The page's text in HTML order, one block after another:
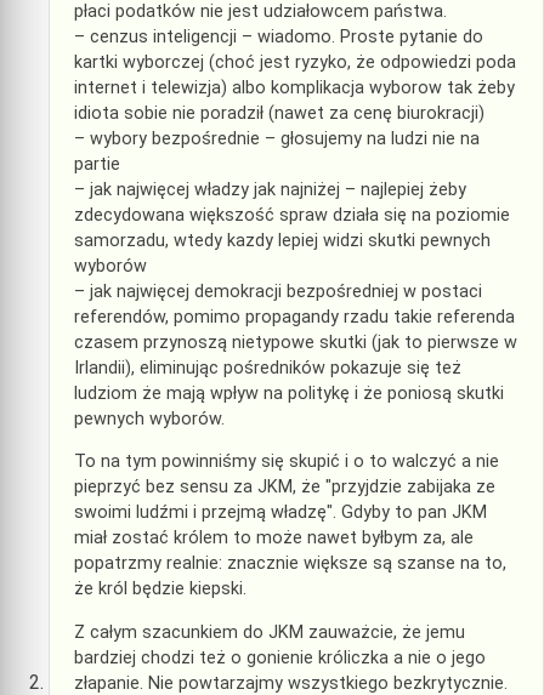
płaci podatków nie jest udziałowcem państwa.
– cenzus inteligencji – wiadomo. Proste pytanie do
kartki wyborczej (choć jest ryzyko, że odpowiedzi poda
internet i telewizja) albo komplikacja wyborow tak żeby
idiota sobie nie poradził (nawet za cenę biurokracji)
– wybory bezpośrednie – głosujemy na ludzi nie na
partie
– jak najwięcej władzy jak najniżej – najlepiej żeby
zdecydowana większość spraw działa się na poziomie
samorzadu, wtedy kazdy lepiej widzi skutki pewnych
wyborów
– jak najwięcej demokracji bezpośredniej w postaci
referendów, pomimo propagandy rzadu takie referenda
czasem przynoszą nietypowe skutki (jak to pierwsze w
Irlandii), eliminując pośredników pokazuje się też
ludziom że mają wpływ na politykę i że poniosą skutki
pewnych wyborów.
To na tym powinniśmy się skupić i o to walczyć a nie
pieprzyć bez sensu za JKM, że "przyjdzie zabijaka ze
swoimi ludźmi i przejmą władzę". Gdyby to pan JKM
miał zostać królem to może nawet byłbym za, ale
popatrzmy realnie: znacznie większe są szanse na to,
że król będzie kiepski.
Z całym szacunkiem do JKM zauważcie, że jemu
bardziej chodzi też o gonienie króliczka a nie o jego
złapanie. Nie powtarzajmy wszystkiego bezkrytycznie.